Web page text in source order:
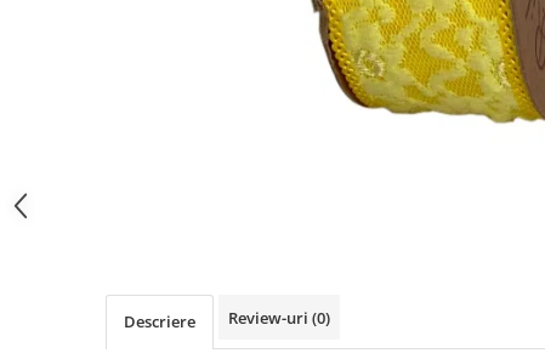
Descriere Review-uri (0)